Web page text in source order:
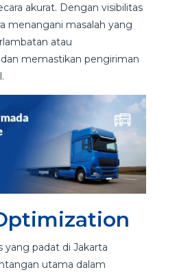
akurat. Dengan visibilitas
menangani masalah yang
atau
memastikan pengiriman
yang padat di Jakarta
utama dalam